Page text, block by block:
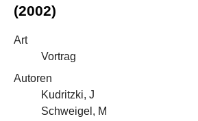
(2002)
Art
Vortrag
Autoren
Kudritzki, J
Schweigel, M